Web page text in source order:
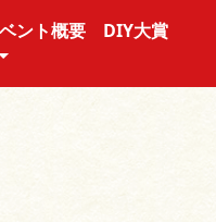
ント概要
DIY大賞